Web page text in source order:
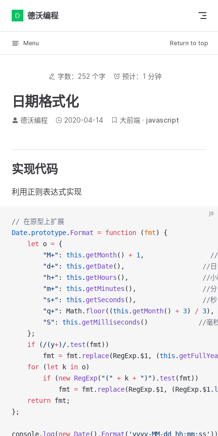
Skip to content
德沃编程
Menu Return to top
字数：252 个字 预计：1 分钟
日期格式化
德沃编程 2020-04-14 大前端 javascript
实现代码
利用正则表达式实现
js
// 在原型上扩展
Date. prototype. Format = function (fmt) {
let o = {
"M+" : this . getMonth() + 1 ,
//
"d+" : this . getDate(),
//日
"h+" : this . getHours (),
//小
"m+" : this . getMinutes (),
//分
"s+" : this . getSeconds (),
//秒
"q+" : Math. floor((this . getMonth() + 3) / 3),
"S" : this . getMilliseconds ()
//毫
    };
if ( /(y+)/. test (fmt))
        fmt
= fmt. replace(RegExp.$1, (this .
for (let k in o)
if (new RegExp( "(" + k + ")"). test (fmt))
            fmt
= fmt. replace(RegExp.$1, (RegExp.$1.
return fmt;
};
console. log (new Date(). Format ( 'yyyy-MM-dd hh:mm:ss'